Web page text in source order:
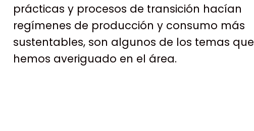
prácticas y procesos de transición hacían
regímenes de producción y consumo más
sustentables, son algunos de los temas que
hemos averiguado en el área.